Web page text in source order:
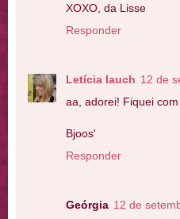
XOXO, da Lisse
Responder
Letícia Iauch 12 de
aa, adorei! Fiquei
Bjoos'
Responder
Geórgia 12 de